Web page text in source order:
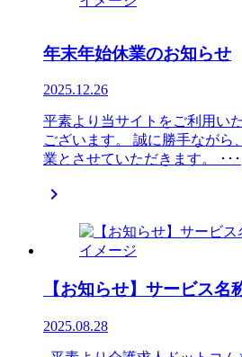
年末年始休業のお知らせ
2025.12.26
平素より当サイトをご利用い
ございます。 誠に勝手ながら
業とさせていただきます。 ･･･

【お知らせ】サービス名
2025.08.28